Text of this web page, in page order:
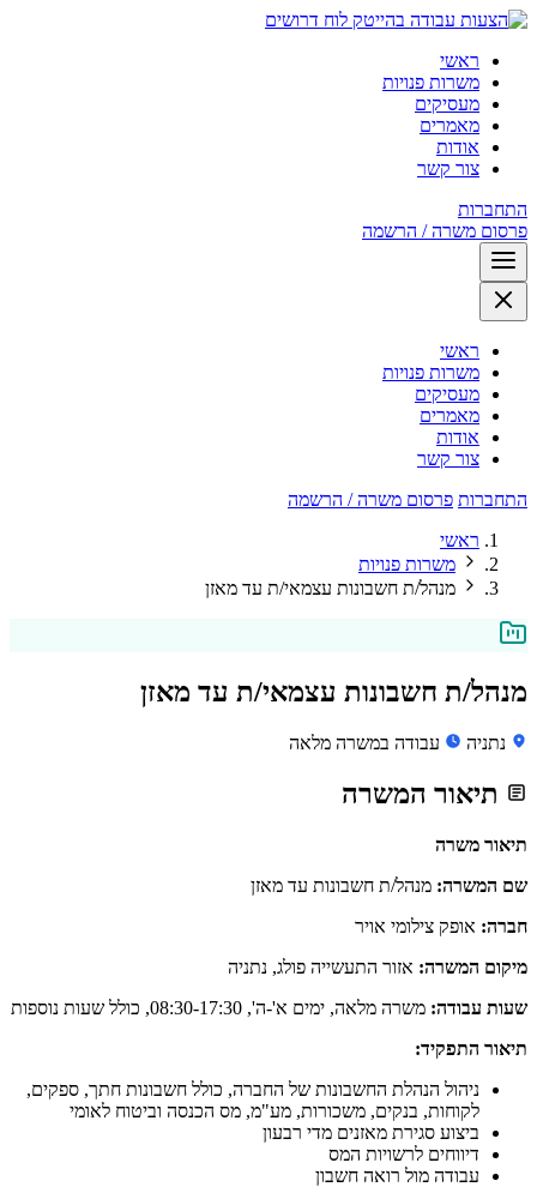
לוח דרושים
ראשי
משרות פנויות
מעסיקים
מאמרים
אודות
צור קשר
התחברות
פרסום משרה / הרשמה
ראשי
משרות פנויות
מעסיקים
מאמרים
אודות
צור קשר
התחברות פרסום משרה / הרשמה
ראשי
משרות פנויות
מנהל/ת חשבונות עצמאי/ת עד מאזן
מנהל/ת חשבונות עצמאי/ת עד מאזן
נתניה עבודה במשרה מלאה
תיאור המשרה
תיאור משרה
שם המשרה: מנהל/ת חשבונות עד מאזן
חברה: אופק צילומי אויר
מיקום המשרה: אזור התעשייה פולג, נתניה
שעות עבודה: משרה מלאה, ימים א'-ה', 08:30-17:30, כולל שעות נוספות
תיאור התפקיד:
ניהול הנהלת החשבונות של החברה, כולל חשבונות חתך, ספקים,
לקוחות, בנקים, משכורות, מע"מ, מס הכנסה וביטוח לאומי
ביצוע סגירת מאזנים מדי רבעון
דיווחים לרשויות המס
עבודה מול רואה חשבון